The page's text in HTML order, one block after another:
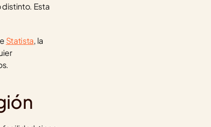
distinto. Esta
Statista, la